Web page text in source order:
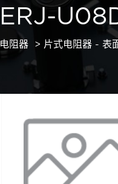
ERJ-
电阻器 片式电阻器 - 表